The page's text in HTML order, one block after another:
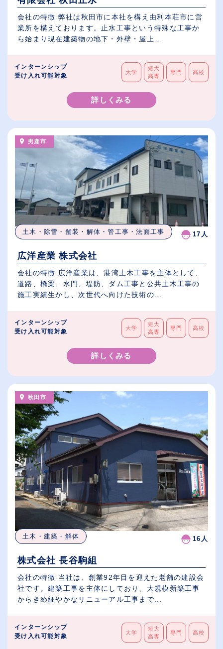
会社の特徴 弊社は秋田市に本社を構え由利本荘市に営
業所を構えております。止水工事という特殊な工事か
ら始まり現在建築物の地下・外壁・屋上...
インターンシップ
受け入れ可能対象
大学
短大
高専
専門 高校
詳しくみる
男鹿市
土木・除雪・舗装・解体・管工事・法面工事 17人
広洋産業 株式会社
会社の特徴 広洋産業は、港湾土木工事を主体として、
道路、橋梁、水門、堤防、ダム工事と公共土木工事の
施工実績生かし、次世代へ向けた技術の...
インターンシップ
受け入れ可能対象
大学
短大
高専
専門 高校
詳しくみる
秋田市
土木・建築・解体 16人
株式会社 長谷駒組
会社の特徴 当社は、創業92年目を迎えた老舗の建設会
社です。建築工事を主体にしており、大規模新築工事
からきめ細やかなリニューアル工事まで...
インターンシップ
受け入れ可能対象
大学
短大
高専
専門 高校